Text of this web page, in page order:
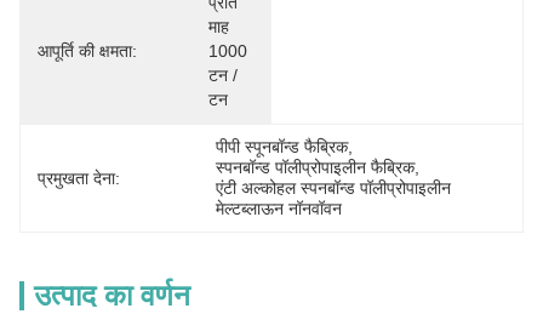
आपूर्ति की क्षमता:
माह
1000
टन /
टन
प्रमुखता देना:
पीपी स्पूनबॉन्ड फैब्रिक,
स्पनबॉन्ड पॉलीप्रोपाइलीन फैब्रिक,
एंटी अल्कोहल स्पनबॉन्ड पॉलीप्रोपाइलीन
मेल्टब्लाऊन नॉनवॉवन
उत्पाद का वर्णन